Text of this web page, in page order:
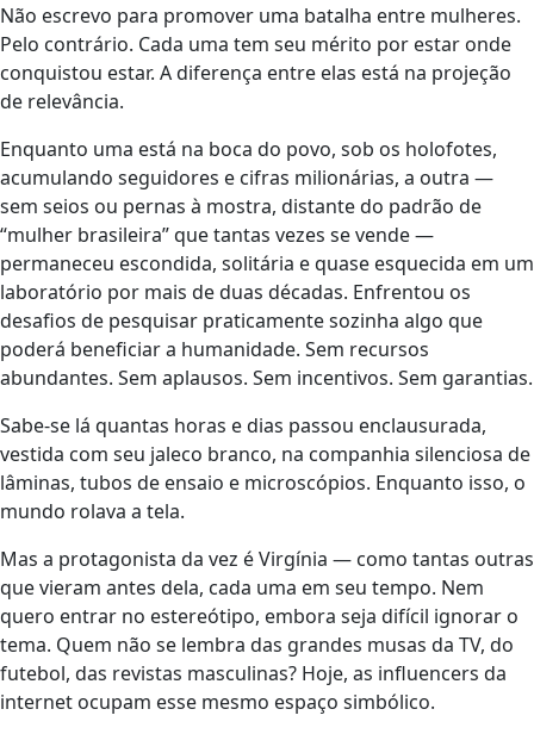
Não escrevo para promover uma batalha entre mulheres.
Pelo contrário. Cada uma tem seu mérito por estar onde
conquistou estar. A diferença entre elas está na projeção
de relevância.
Enquanto uma está na boca do povo, sob os holofotes,
acumulando seguidores e cifras milionárias, a outra —
sem seios ou pernas à mostra, distante do padrão de
“mulher brasileira” que tantas vezes se vende —
permaneceu escondida, solitária e quase esquecida em um
laboratório por mais de duas décadas. Enfrentou os
desafios de pesquisar praticamente sozinha algo que
poderá beneficiar a humanidade. Sem recursos
abundantes. Sem aplausos. Sem incentivos. Sem garantias.
Sabe-se lá quantas horas e dias passou enclausurada,
vestida com seu jaleco branco, na companhia silenciosa de
lâminas, tubos de ensaio e microscópios. Enquanto isso, o
mundo rolava a tela.
Mas a protagonista da vez é Virgínia — como tantas outras
que vieram antes dela, cada uma em seu tempo. Nem
quero entrar no estereótipo, embora seja difícil ignorar o
tema. Quem não se lembra das grandes musas da TV, do
futebol, das revistas masculinas? Hoje, as influencers da
internet ocupam esse mesmo espaço simbólico.